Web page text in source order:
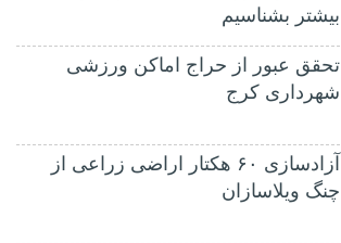
بیشتر بشناسیم
تحقق عبور از حراج اماکن ورزشی
شهرداری کرج
آزادسازی ۶۰ هکتار اراضی زراعی از
چنگ ویلاسازان